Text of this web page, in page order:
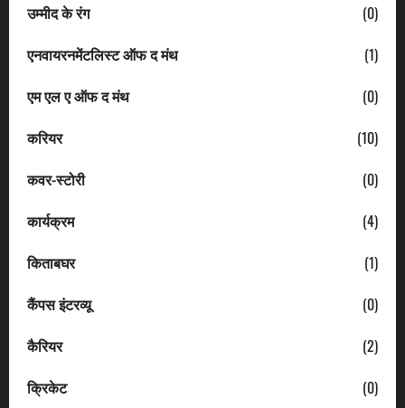
उम्मीद के रंग
(0)
एनवायरनमेंटलिस्ट ऑफ द मंथ
(1)
एम एल ए ऑफ द मंथ
(0)
करियर
(10)
कवर-स्टोरी
(0)
कार्यक्रम
(4)
किताबघर
(1)
कैंपस इंटरव्यू
(0)
कैरियर
(2)
क्रिकेट
(0)